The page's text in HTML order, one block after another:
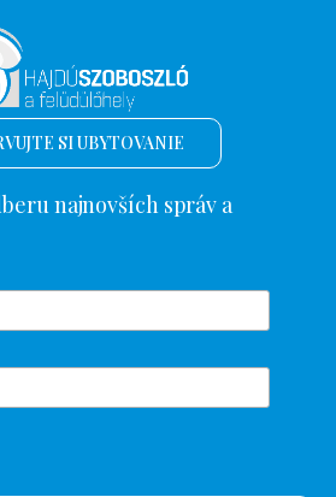
UBYTOVANIA
SI UBYTOVANIE
najnovších správ a